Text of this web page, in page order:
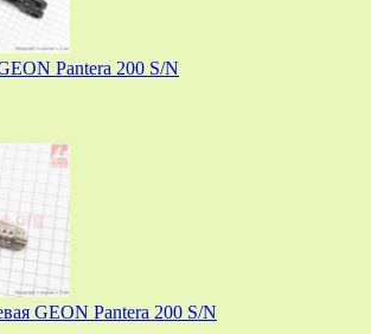
Pantera 200 S/N
GEON Pantera 200 S/N